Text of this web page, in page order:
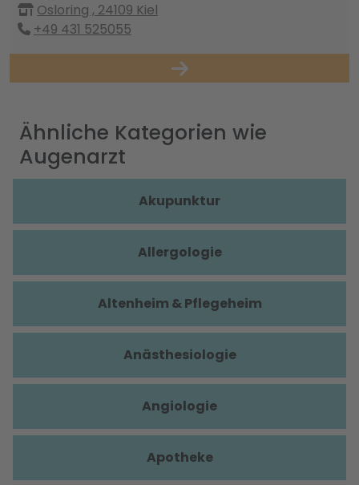
Osloring , 24109 Kiel
+49 431 525055
Ähnliche Kategorien wie
Augenarzt
Akupunktur
Allergologie
Altenheim & Pflegeheim
Anästhesiologie
Angiologie
Apotheke